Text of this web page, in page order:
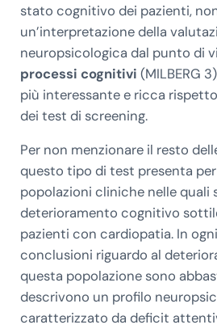
stato cognitivo dei pazienti,
un’interpretazione della
neuropsicologica dal punto di
processi cognitivi (MILBERG
più interessante e ricca
dei test di screening.
Per non menzionare il resto
questo tipo di test presenta
popolazioni cliniche nelle quali
deterioramento cognitivo
pazienti con cardiopatia. In
conclusioni riguardo al
questa popolazione sono
descrivono un profilo
caratterizzato da deficit